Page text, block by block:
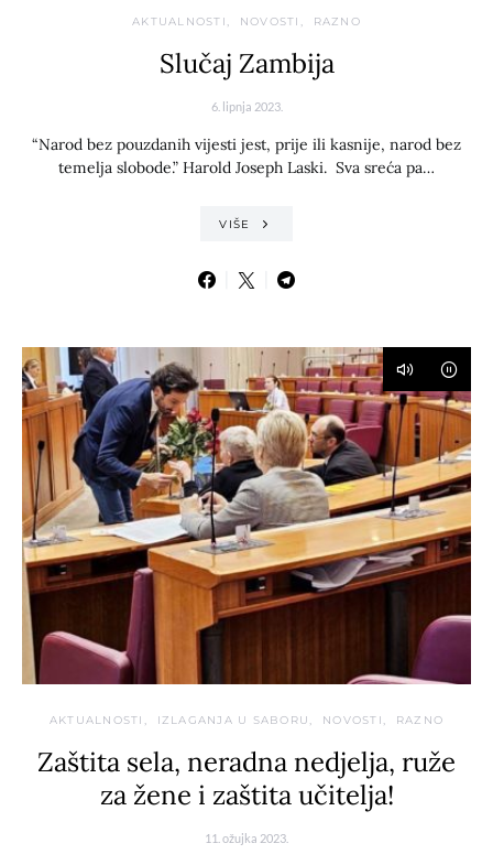
AKTUALNOSTI NOVOSTI RAZNO
Slučaj Zambija
6. lipnja 2023.
“Narod bez pouzdanih vijesti jest, prije ili kasnije, narod bez
temelja slobode.” Harold Joseph Laski. Sva sreća pa…
VIŠE
AKTUALNOSTI IZLAGANJA U SABORU NOVOSTI RAZNO
Zaštita sela, neradna nedjelja, ruže
za žene i zaštita učitelja!
11. ožujka 2023.